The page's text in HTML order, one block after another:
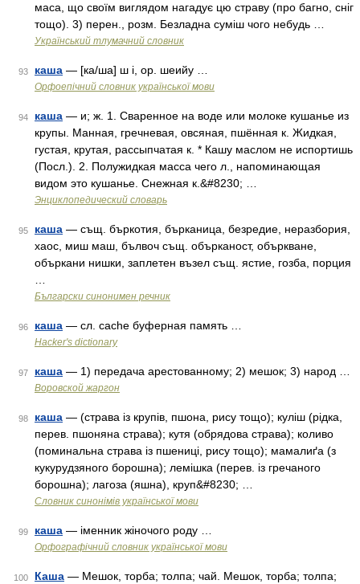
маса, що своїм виглядом нагадує цю страву (про багно, сніг
тощо). 3) перен., розм. Безладна суміш чого небудь …
Український тлумачний словник
93 каша — [ка/ша] ш і, ор. шеийу …
Орфоепічний словник української мови
94 каша — и; ж. 1. Сваренное на воде или молоке кушанье из
крупы. Манная, гречневая, овсяная, пшённая к. Жидкая,
густая, крутая, рассыпчатая к. * Кашу маслом не испортишь
(Посл.). 2. Полужидкая масса чего л., напоминающая
видом это кушанье. Снежная к.&#8230; …
Энциклопедический словарь
95 каша — същ. бъркотия, бърканица, безредие, неразбория,
хаос, миш маш, бълвоч същ. обърканост, объркване,
объркани нишки, заплетен възел същ. ястие, гозба, порция
Български синонимен речник
96 каша — сл. сache буферная память …
Hacker's dictionary
97 каша — 1) передача арестованному; 2) мешок; 3) народ …
Воровской жаргон
98 каша — (страва із крупів, пшона, рису тощо); куліш (рідка,
перев. пшоняна страва); кутя (обрядова страва); коливо
(поминальна страва із пшениці, рису тощо); мамалиґа (з
кукурудзяного борошна); лемішка (перев. із гречаного
борошна); лагоза (яшна), круп&#8230; …
Словник синонімів української мови
99 каша — іменник жіночого роду …
Орфографічний словник української мови
100 Каша — Мешок, торба; толпа; чай. Мешок, торба; толпа;